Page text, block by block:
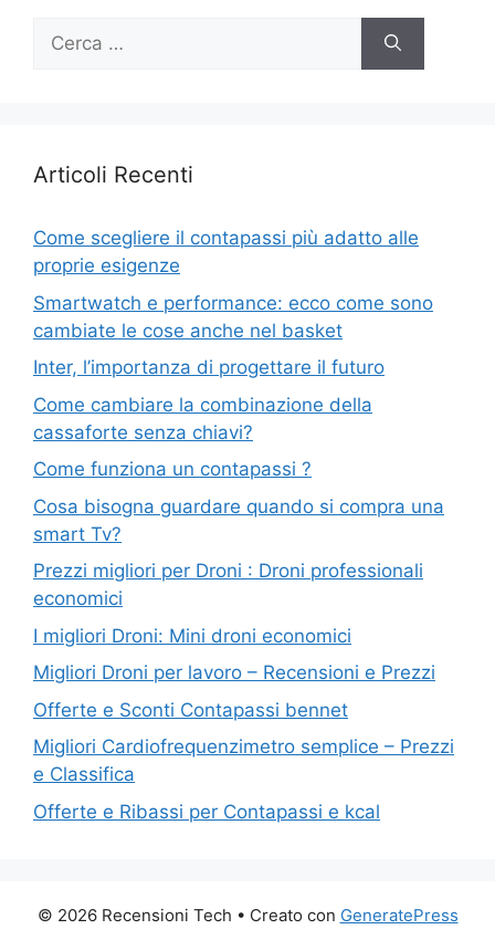
Ricerca
Articoli Recenti
Come scegliere il contapassi più adatto alle
proprie esigenze
Smartwatch e performance: ecco come sono
cambiate le cose anche nel basket
Inter, l’importanza di progettare il futuro
Come cambiare la combinazione della
cassaforte senza chiavi?
Come funziona un contapassi ?
Cosa bisogna guardare quando si compra una
smart Tv?
Prezzi migliori per Droni : Droni professionali
economici
I migliori Droni: Mini droni economici
Migliori Droni per lavoro – Recensioni e Prezzi
Offerte e Sconti Contapassi bennet
Migliori Cardiofrequenzimetro semplice – Prezzi
e Classifica
Offerte e Ribassi per Contapassi e kcal
© 2026 Recensioni Tech • Creato con GeneratePress